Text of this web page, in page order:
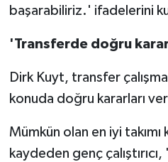
başarabiliriz.' ifadelerini
⁠'Transferde doğru
Dirk Kuyt, transfer
konuda doğru kararları
Mümkün olan en iyi takımı
kaydeden genç